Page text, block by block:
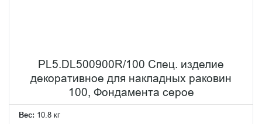
PL5.DL500900R/100 Спец. изделие
декоративное для накладных раковин
100, Фондамента серое
Вес: 10.8 кг